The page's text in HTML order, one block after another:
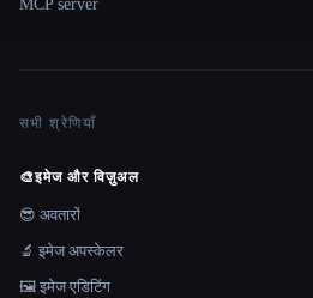
MCP server
सभी श्रेणियाँ
🎨इमेज और विज़ुअल
😎 अवतारों
🔬 इमेज अपस्केलर
🖼️ इमेज एडिटिंग